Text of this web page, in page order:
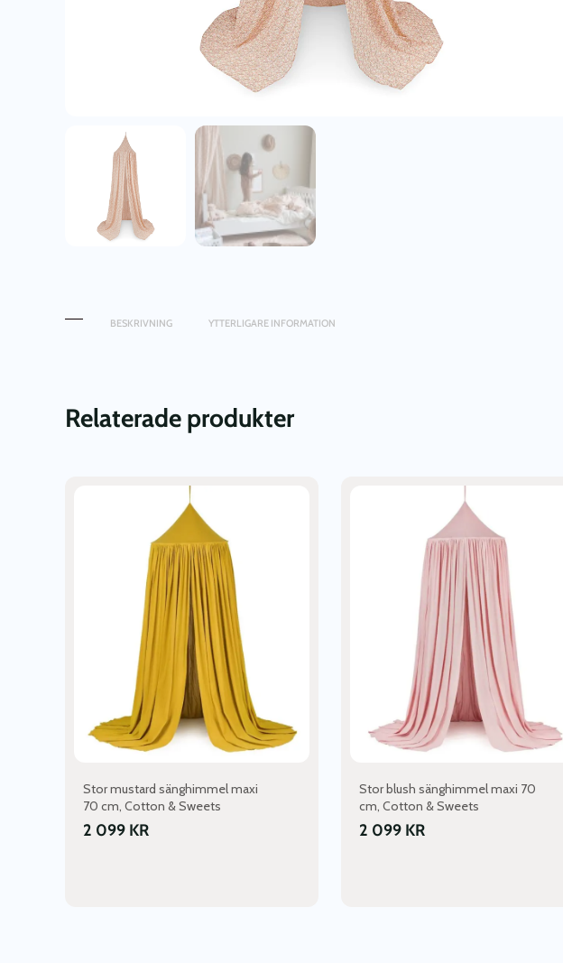
BESKRIVNING YTTERLIGARE INFORMATION
Relaterade produkter
Stor mustard sänghimmel maxi
70 cm, Cotton & Sweets
2 099 KR
Stor blush sänghimmel maxi 70
cm, Cotton & Sweets
2 099 KR